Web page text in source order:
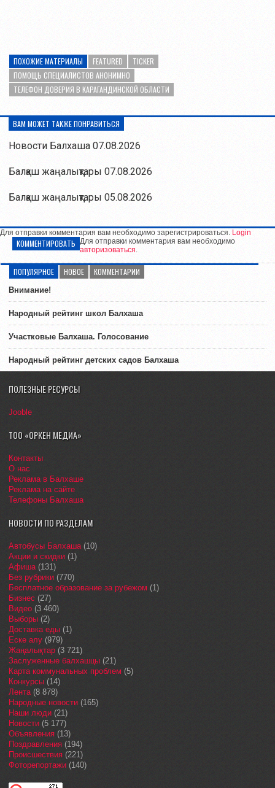
ПОХОЖИЕ МАТЕРИАЛЫ FEATURED
TICKER
ПОМОЩЬ СПЕЦИАЛИСТОВ АНОНИМНО
ТЕЛЕФОН ДОВЕРИЯ В КАРАГАНДИНСКОЙ ОБЛАСТИ
ВАМ МОЖЕТ ТАКЖЕ ПОНРАВИТЬСЯ
Новости Балхаша 07.08.2026
Балқаш жаңалықтары 07.08.2026
Балқаш жаңалықтары 05.08.2026
Для отправки комментария вам необходимо зарегистрироваться. Login
КОММЕНТИРОВАТЬ Для отправки комментария вам необходимо
авторизоваться.
ПОПУЛЯРНОЕ НОВОЕ КОММЕНТАРИИ
Внимание!
Народный рейтинг школ Балхаша
Участковые Балхаша. Голосование
Народный рейтинг детских садов Балхаша
ПОЛЕЗНЫЕ РЕСУРСЫ
Jooble
ТОО «ОРКЕН МЕДИА»
Контакты
О нас
Реклама в Балхаше
Реклама на сайте
Телефоны Балхаша
НОВОСТИ ПО РАЗДЕЛАМ
Автобусы Балхаша(10)
Акции и скидки (1)
Афиша(131)
Без рубрики (770)
Бесплатное образование за рубежом (1)
Бизнес (27)
Видео (3 460)
Выборы (2)
Доставка еды (1)
Еске алу (979)
Жаңалықтар (3 721)
Заслуженные балхашцы (21)
Карта коммунальных проблем (5)
Конкурсы (14)
Лента(8 878)
Народные новости (165)
Наши люди (21)
Новости (5 177)
Объявления (13)
Поздравления (194)
Происшествия (221)
Фоторепортажи (140)